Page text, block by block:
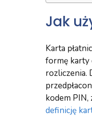
Jak
Karta
formę karty
rozliczenia.
kodem
definicję